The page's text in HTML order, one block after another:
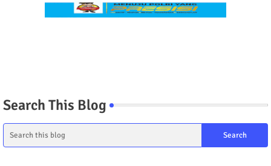
Search This Blog